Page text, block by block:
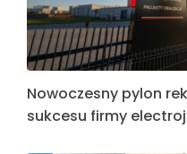
Nowoczesny pylon
sukcesu firmy